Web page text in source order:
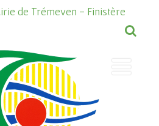
de Trémeven - Finistère